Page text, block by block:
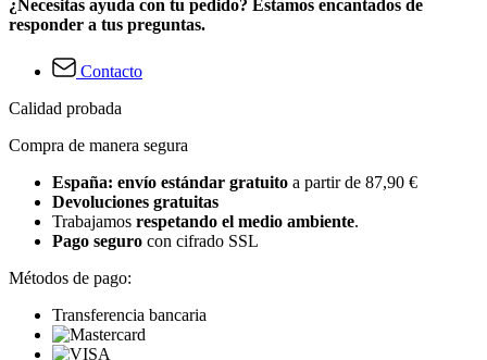
¿Necesitas ayuda con tu pedido? Estamos encantados de
responder a tus preguntas.
Contacto
Calidad probada
Compra de manera segura
España: envío estándar gratuito a partir de 87,90 €
Devoluciones gratuitas
Trabajamos respetando el medio ambiente.
Pago seguro con cifrado SSL
Métodos de pago:
Transferencia bancaria